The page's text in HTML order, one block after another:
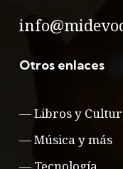
Otros enlaces
—Libros y
—Música y más